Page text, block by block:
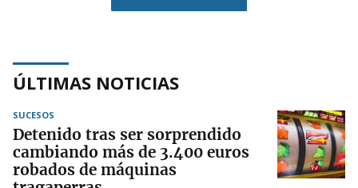
ÚLTIMAS NOTICIAS
SUCESOS
Detenido tras ser sorprendido
cambiando más de 3.400 euros
robados de máquinas